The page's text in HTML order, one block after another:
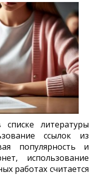
литературы
ссылок из
популярность и
использование
работах считается